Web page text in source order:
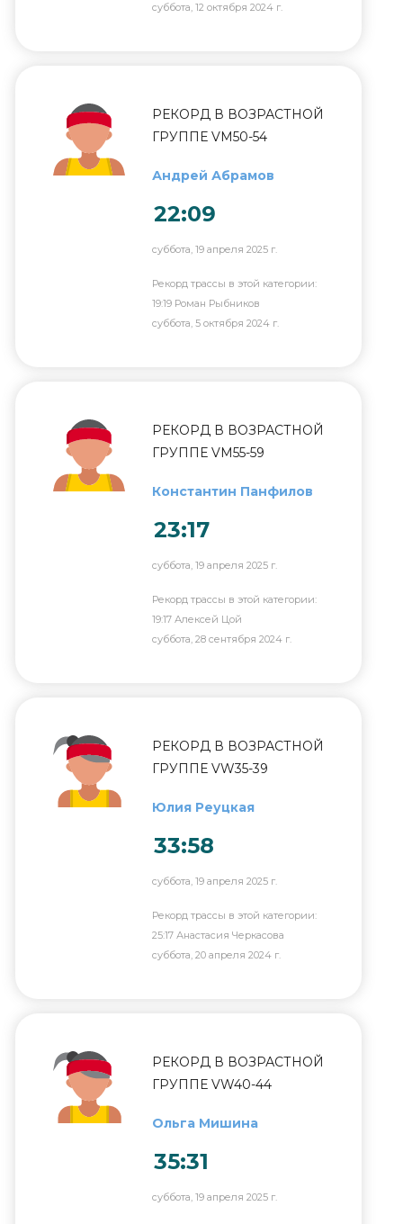
суббота, 12 октября 2024 г.
РЕКОРД В ВОЗРАСТНОЙ
ГРУППЕ VM50-54
Андрей Абрамов
22:09
суббота, 19 апреля 2025 г.
Рекорд трассы в этой категории:
19:19 Роман Рыбников
суббота, 5 октября 2024 г.
РЕКОРД В ВОЗРАСТНОЙ
ГРУППЕ VM55-59
Константин Панфилов
23:17
суббота, 19 апреля 2025 г.
Рекорд трассы в этой категории:
19:17 Алексей Цой
суббота, 28 сентября 2024 г.
РЕКОРД В ВОЗРАСТНОЙ
ГРУППЕ VW35-39
Юлия Реуцкая
33:58
суббота, 19 апреля 2025 г.
Рекорд трассы в этой категории:
25:17 Анастасия Черкасова
суббота, 20 апреля 2024 г.
РЕКОРД В ВОЗРАСТНОЙ
ГРУППЕ VW40-44
Ольга Мишина
35:31
суббота, 19 апреля 2025 г.